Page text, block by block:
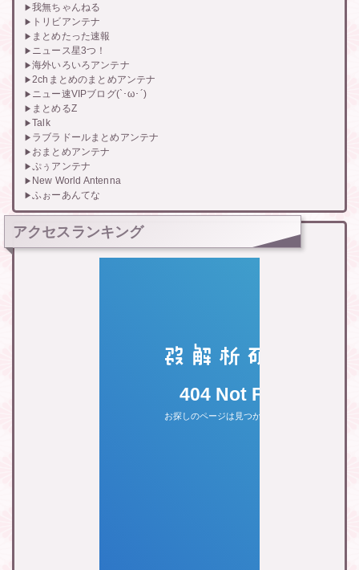
我無ちゃんねる
トリビアンテナ
まとめたった速報
ニュース星3つ！
海外いろいろアンテナ
2chまとめのまとめアンテナ
ニュー速VIPブログ(`･ω･´)
まとめるZ
Talk
ラブラドールまとめアンテナ
おまとめアンテナ
ぷぅアンテナ
New World Antenna
ふぉーあんてな
アクセスランキング